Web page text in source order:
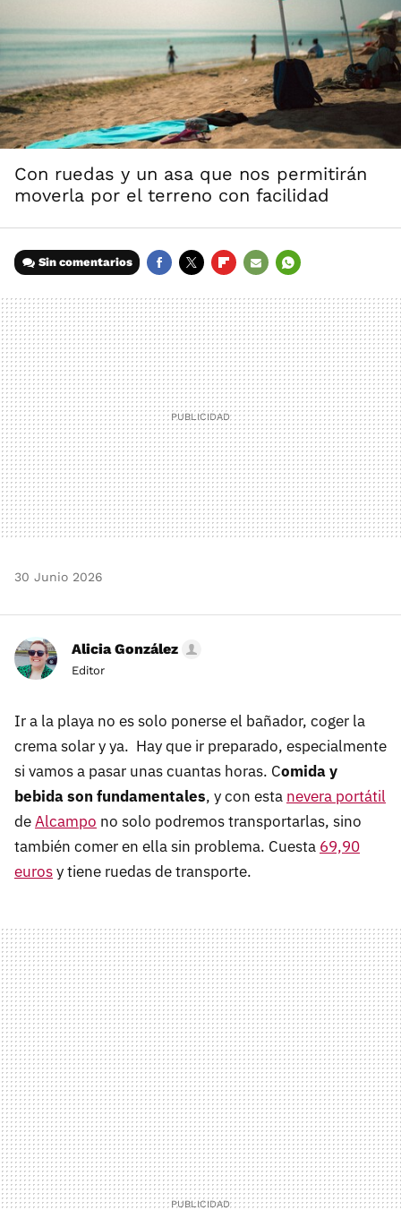
Con ruedas y un asa que nos permitirán
moverla por el terreno con facilidad
Sin comentarios
MAIL
30 Junio 2026
Alicia González
Editor
Ir a la playa no es solo ponerse el bañador, coger la
crema solar y ya. Hay que ir preparado, especialmente
si vamos a pasar unas cuantas horas. Comida y
bebida son fundamentales, y con esta nevera portátil
deAlcampo no solo podremos transportarlas, sino
también comer en ella sin problema. Cuesta 69,90
eurosy tiene ruedas de transporte.